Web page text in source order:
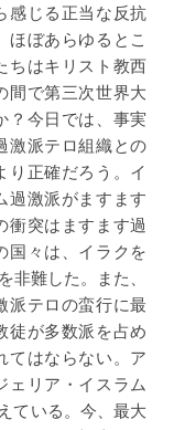
感じる正当な反抗
ほぼあらゆるとこ
ちはキリスト教西
間で第三次世界大
？今日では、事実
激派テロ組織との
り正確だろう。イ
過激派がますます
衝突はますます過
国々は、イラクを
難した。また、
派テロの蛮行に最
徒が多数派を占め
てはならない。ア
ェリア・イスラム
ている。今、最大